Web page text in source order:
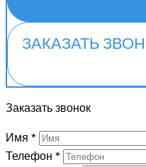
ЗАКАЗАТЬ
Заказать звонок
Имя*
Телефон*